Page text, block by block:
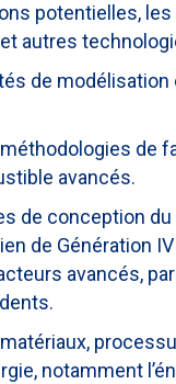
potentielles,
autres
de
de
avancés.
de conception
de Génération
avancés,
notamment